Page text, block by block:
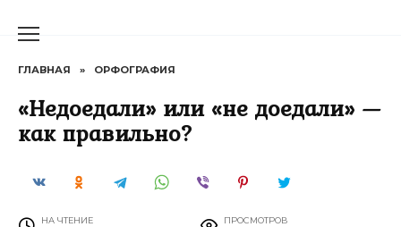
ГЛАВНАЯ » ОРФОГРАФИЯ
«Недоедали» или «не доедали» —
как правильно?
НА ЧТЕНИЕ ПРОСМОТРОВ